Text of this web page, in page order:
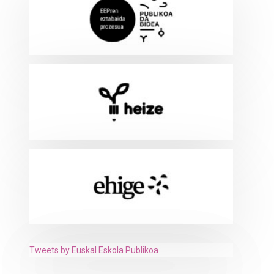
Tweets by Euskal Eskola Publikoa